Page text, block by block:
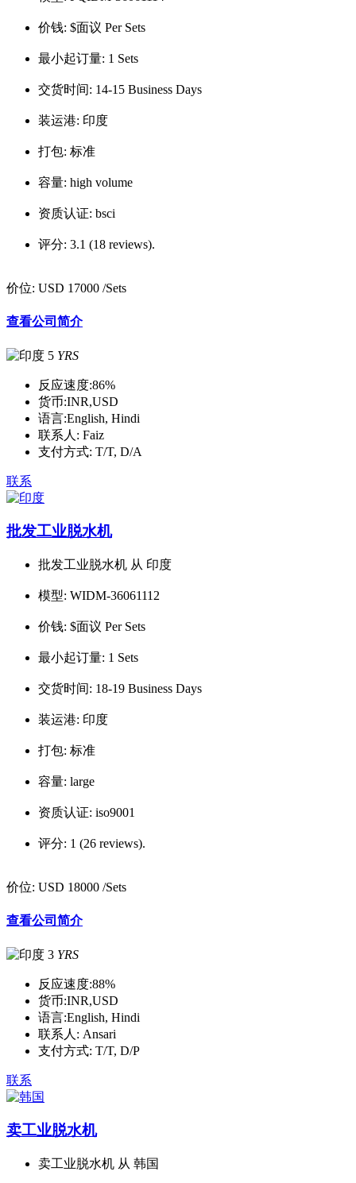
价钱: $面议 Per Sets
最小起订量: 1 Sets
交货时间: 14-15 Business Days
装运港: 印度
打包: 标准
容量: high volume
资质认证: bsci
评分: 3.1 (18 reviews).
价位: USD 17000 /Sets
查看公司简介
5 YRS
反应速度:86%
货币:INR,USD
语言:English, Hindi
联系人: Faiz
支付方式: T/T, D/A
联系
批发工业脱水机
批发工业脱水机 从 印度
模型: WIDM-36061112
价钱: $面议 Per Sets
最小起订量: 1 Sets
交货时间: 18-19 Business Days
装运港: 印度
打包: 标准
容量: large
资质认证: iso9001
评分: 1 (26 reviews).
价位: USD 18000 /Sets
查看公司简介
3 YRS
反应速度:88%
货币:INR,USD
语言:English, Hindi
联系人: Ansari
支付方式: T/T, D/P
联系
卖工业脱水机
卖工业脱水机 从 韩国